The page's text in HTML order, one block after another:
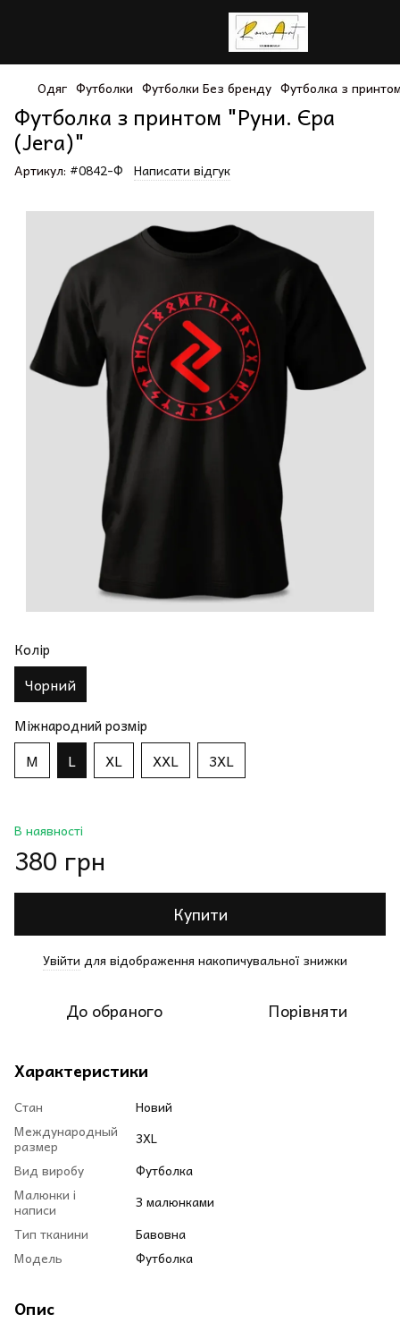
Одяг Футболки Футболки Без бренду Футболка з
Футболка з принтом "Руни. Єра
(Jera)"
Артикул: #0842-Ф Написати відгук
Колір
Чорний
Міжнародний розмір
M L XL XXL 3XL
В наявності
380 грн
Купити
Увійти для відображення накопичувальної знижки
До обраного Порівняти
Характеристики
Стан
Новий
Международный
размер
3XL
Вид виробу
Футболка
Малюнки і
написи
З малюнками
Тип тканини
Бавовна
Модель
Футболка
Опис